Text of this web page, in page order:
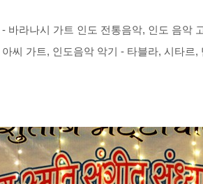
바라나시 가트 인도 전통음악, 인도 음악
씨 가트, 인도음악 악기 - 타블라, 시타